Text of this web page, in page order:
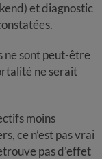
et diagnostic
ne sont peut-être
ne serait
moins
ce n’est pas vrai
pas d’effet